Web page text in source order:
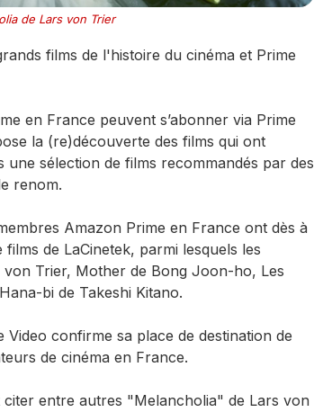
de Lars von Trier
films de l'histoire du cinéma et Prime
en France peuvent s’abonner via Prime
la (re)découverte des films qui ont
une sélection de films recommandés par des
renom.
Amazon Prime en France ont dès à
de LaCinetek, parmi lesquels les
Trier, Mother de Bong Joon-ho, Les
bi de Takeshi Kitano.
Video confirme sa place de destination de
de cinéma en France.
entre autres "Melancholia" de Lars von